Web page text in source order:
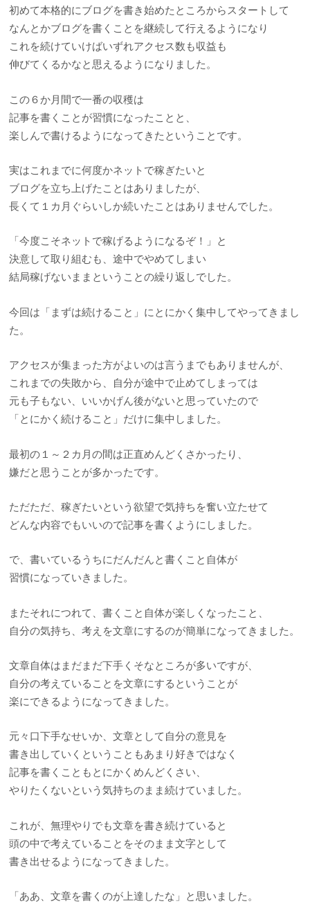
初めて本格的にブログを書き始めたところからスタートして
なんとかブログを書くことを継続して行えるようになり
これを続けていけばいずれアクセス数も収益も
伸びてくるかなと思えるようになりました。
この６か月間で一番の収穫は
記事を書くことが習慣になったことと、
楽しんで書けるようになってきたということです。
実はこれまでに何度かネットで稼ぎたいと
ブログを立ち上げたことはありましたが、
長くて１カ月ぐらいしか続いたことはありませんでした。
「今度こそネットで稼げるようになるぞ！」と
決意して取り組むも、途中でやめてしまい
結局稼げないままということの繰り返しでした。
今回は「まずは続けること」にとにかく集中してやってきまし
た。
アクセスが集まった方がよいのは言うまでもありませんが、
これまでの失敗から、自分が途中で止めてしまっては
元も子もない、いいかげん後がないと思っていたので
「とにかく続けること」だけに集中しました。
最初の１～２カ月の間は正直めんどくさかったり、
嫌だと思うことが多かったです。
ただただ、稼ぎたいという欲望で気持ちを奮い立たせて
どんな内容でもいいので記事を書くようにしました。
で、書いているうちにだんだんと書くこと自体が
習慣になっていきました。
またそれにつれて、書くこと自体が楽しくなったこと、
自分の気持ち、考えを文章にするのが簡単になってきました。
文章自体はまだまだ下手くそなところが多いですが、
自分の考えていることを文章にするということが
楽にできるようになってきました。
元々口下手なせいか、文章として自分の意見を
書き出していくということもあまり好きではなく
記事を書くこともとにかくめんどくさい、
やりたくないという気持ちのまま続けていました。
これが、無理やりでも文章を書き続けていると
頭の中で考えていることをそのまま文字として
書き出せるようになってきました。
「ああ、文章を書くのが上達したな」と思いました。